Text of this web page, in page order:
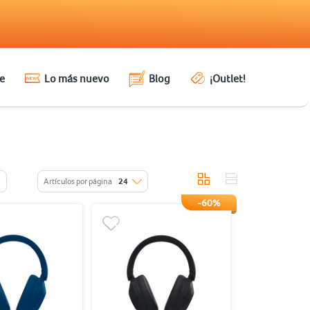
Lo más nuevo Blog ¡Outlet!
Artículos por página 24
-60%